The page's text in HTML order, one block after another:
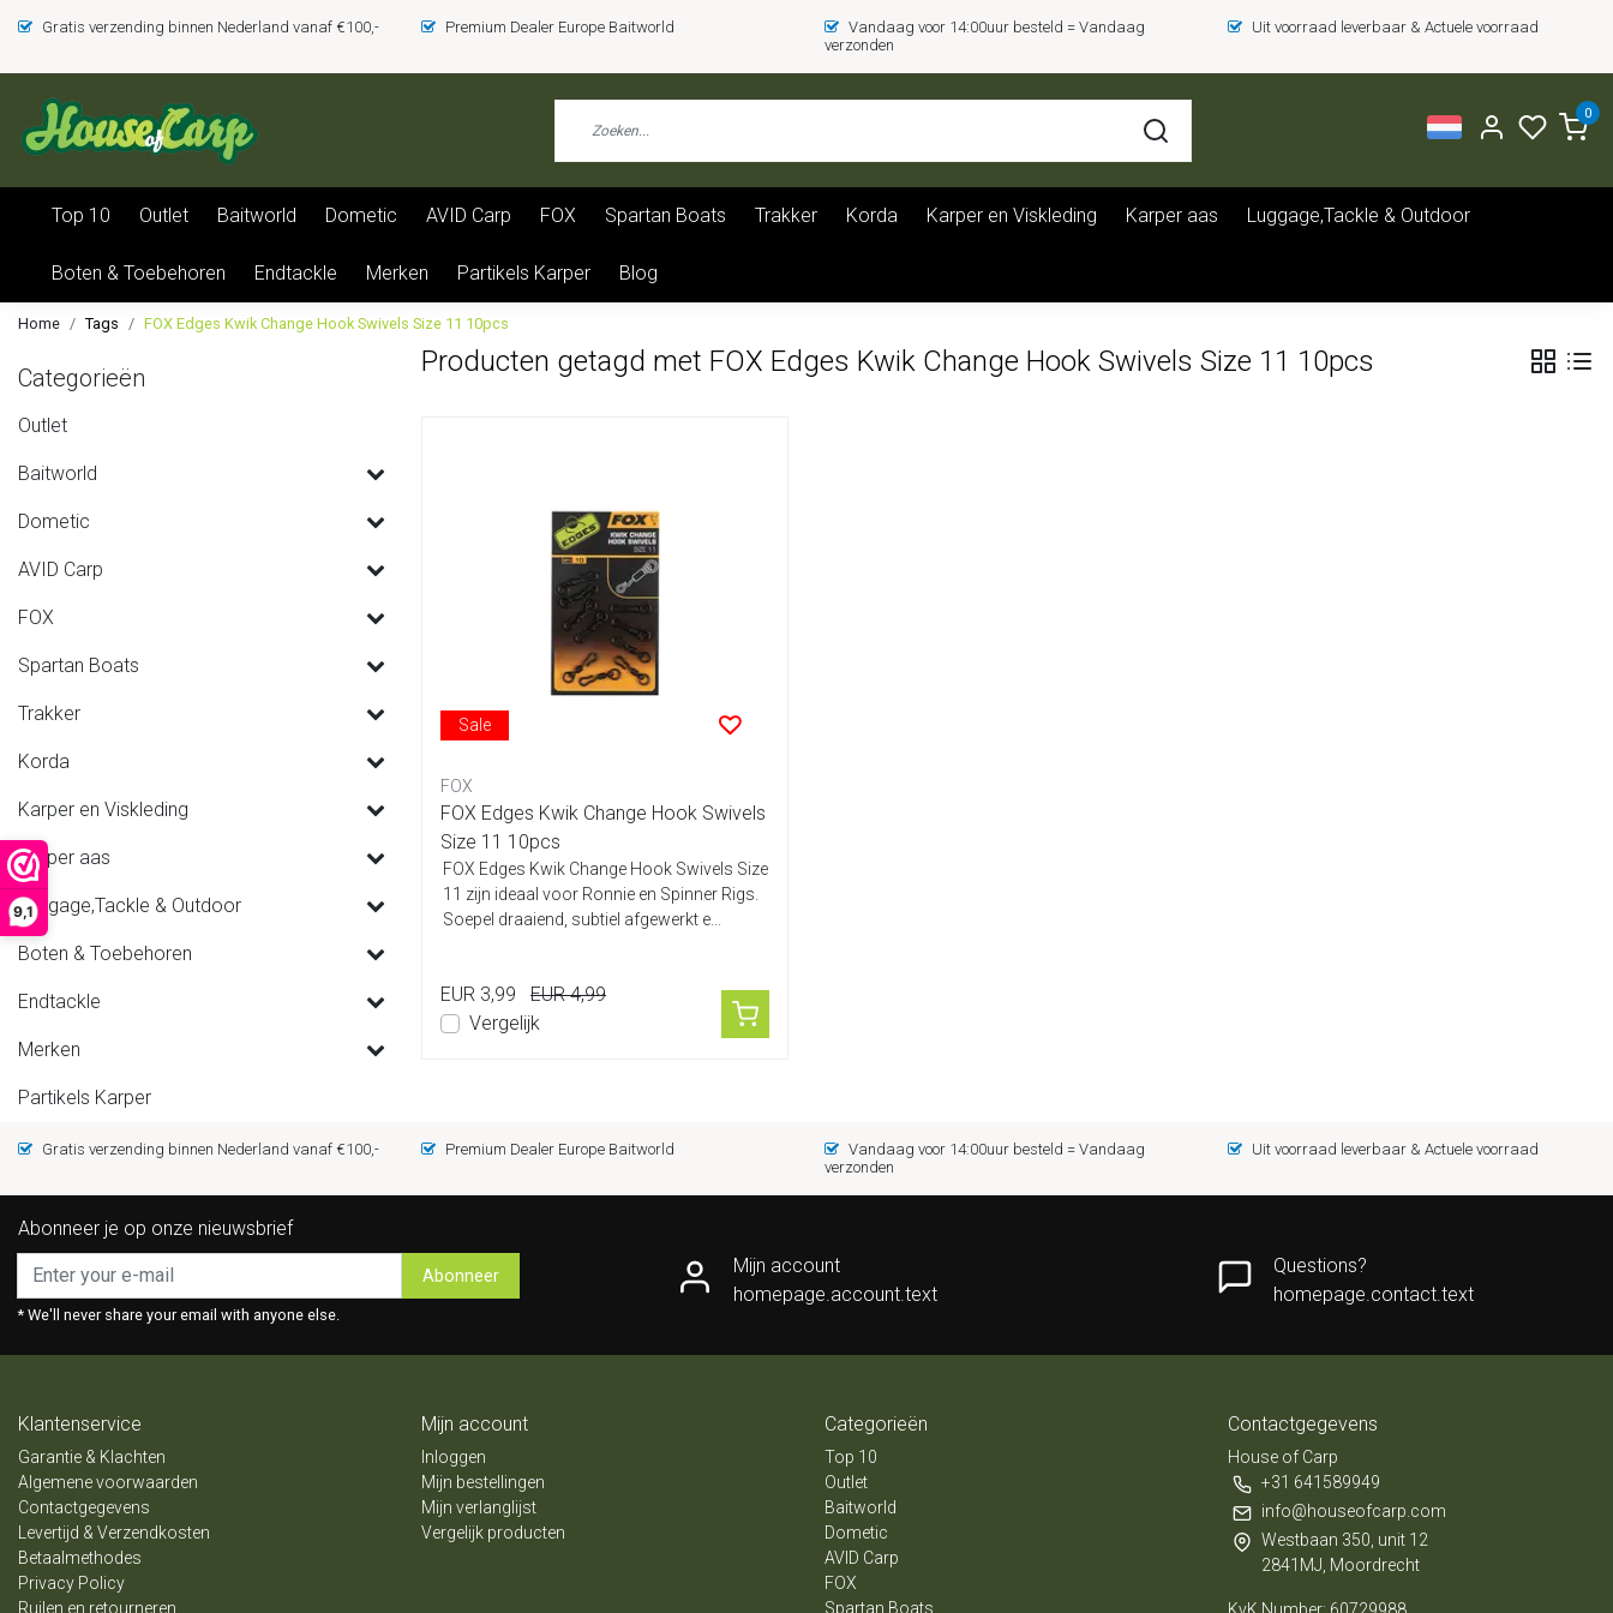
9,1
Gratis verzending binnen Nederland vanaf €100,- Premium Dealer Europe Baitworld
Vandaag voor 14:00uur besteld = Vandaag
verzonden
Uit voorraad leverbaar & Actuele voorraad
0
Top 10 Outlet Baitworld Dometic AVID Carp FOX Spartan Boats Trakker Korda Karper en Viskleding Karper aas Luggage,Tackle & Outdoor
Boten & Toebehoren Endtackle Merken Partikels Karper Blog
Home Tags FOX Edges Kwik Change Hook Swivels Size 11 10pcs
Categorieën
Outlet
Baitworld
Dometic
AVID Carp
FOX
Spartan Boats
Trakker
Korda
Karper en Viskleding
Karper aas
Luggage,Tackle & Outdoor
Boten & Toebehoren
Endtackle
Merken
Partikels Karper
Producten getagd met FOX Edges Kwik Change Hook Swivels Size 11 10pcs
Sale
FOX
FOX Edges Kwik Change Hook Swivels
Size 11 10pcs
FOX Edges Kwik Change Hook Swivels Size
11 zijn ideaal voor Ronnie en Spinner Rigs.
Soepel draaiend, subtiel afgewerkt e...
EUR 3,99
EUR 4,99
Vergelijk
Gratis verzending binnen Nederland vanaf €100,- Premium Dealer Europe Baitworld
Vandaag voor 14:00uur besteld = Vandaag
verzonden
Uit voorraad leverbaar & Actuele voorraad
Abonneer je op onze nieuwsbrief
Abonneer
* We'll never share your email with anyone else.
Mijn account
homepage.account.text
Questions?
homepage.contact.text
Klantenservice
Garantie & Klachten
Algemene voorwaarden
Contactgegevens
Levertijd & Verzendkosten
Betaalmethodes
Privacy Policy
Ruilen en retourneren
Mijn account
Inloggen
Mijn bestellingen
Mijn verlanglijst
Vergelijk producten
Categorieën
Top 10
Outlet
Baitworld
Dometic
AVID Carp
FOX
Spartan Boats
Contactgegevens
House of Carp
+31 641589949
info@houseofcarp.com
Westbaan 350, unit 12
2841MJ, Moordrecht